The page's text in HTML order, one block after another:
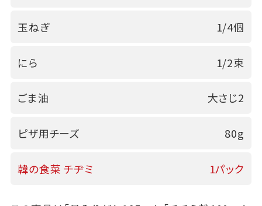
玉ねぎ 1/4個
にら 1/2束
ごま油 大さじ2
ピザ用チーズ 80g
韓の食菜 チヂミ 1パック